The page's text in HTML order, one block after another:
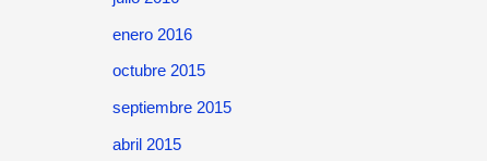
enero 2016
octubre 2015
septiembre 2015
abril 2015